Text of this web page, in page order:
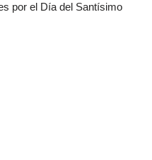
por el Día del Santísimo